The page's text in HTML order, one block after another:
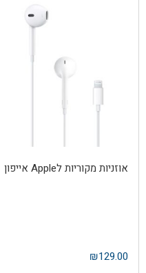
אוזניות מקוריות לApple אייפון
₪129.00